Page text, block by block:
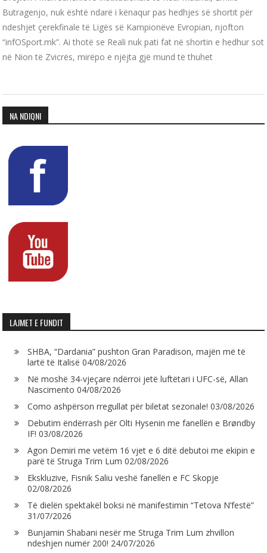
Butragenjo, nuk është ndarë i kënaqur pas hedhjes së shortit për
ndeshjet çerekfinale të Ligës së Kampionëve Evropian, njofton
“infOSport.mk”. Ai thotë se Reali nuk pati fat në shortin e hedhur sot
në Nion të Zvicrës, mirëpo e njëjta gjë mund të thuhet
NA NDIQNI
LAJMET E FUNDIT
SHBA, “Dardania” pushton Gran Paradison, majën më të
lartë të Italisë 04/08/2026
Në moshë 34-vjeçare ndërroi jetë luftëtari i UFC-së, Allan
Nascimento 04/08/2026
Como ashpërson rregullat për biletat sezonale! 03/08/2026
Debutim ëndërrash për Olti Hysenin me fanellën e Brøndby
IF! 03/08/2026
Agon Demiri me vetëm 16 vjet e 6 ditë debutoi me ekipin e
parë të Struga Trim Lum 02/08/2026
Ekskluzive, Fisnik Saliu veshë fanellën e FC Skopje
02/08/2026
Të dielën spektakël boksi në manifestimin “Tetova N’festë”
31/07/2026
Bunjamin Shabani nesër me Struga Trim Lum zhvillon
ndeshjen numër 200! 24/07/2026